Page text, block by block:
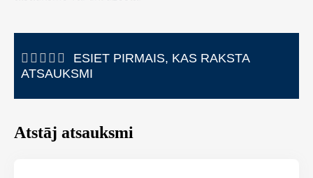
ESIET PIRMAIS, KAS RAKSTA
ATSAUKSMI
Atstāj atsauksmi